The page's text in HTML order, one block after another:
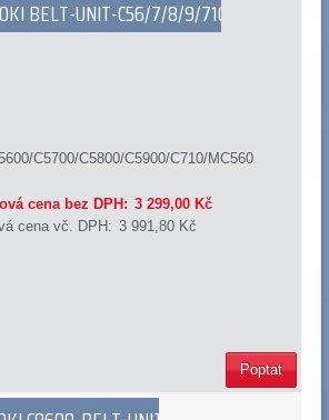
OKI BELT-UNIT-C56/7/8/9/710
C5700/C5800/C5900/C710/MC560
cena bez DPH: 3 299,00 Kč
cena vč. DPH: 3 991,80 Kč
Poptat